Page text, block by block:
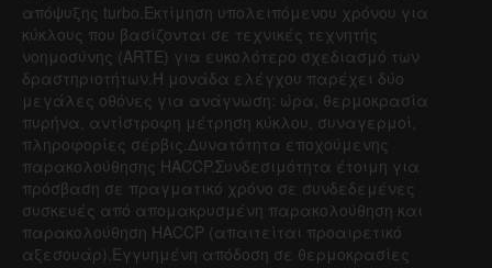
απόψυξης turbo.Εκτίμηση υπολειπόμενου χρόνου για
κύκλους που βασίζονται σε τεχνικές τεχνητής
νοημοσύνης (ARTE) για ευκολότερο σχεδιασμό των
δραστηριοτήτων.Η μονάδα ελέγχου παρέχει δύο
μεγάλες οθόνες για ανάγνωση: ώρα, θερμοκρασία
πυρήνα, αντίστροφη μέτρηση κύκλου, συναγερμοί,
πληροφορίες σέρβις.Δυνατότητα εποχούμενης
παρακολούθησης HACCP.Συνδεσιμότητα έτοιμη για
πρόσβαση σε πραγματικό χρόνο σε συνδεδεμένες
συσκευές από απομακρυσμένη παρακολούθηση και
παρακολούθηση HACCP (απαιτείται προαιρετικό
αξεσουάρ).Εγγυημένη απόδοση σε θερμοκρασίες